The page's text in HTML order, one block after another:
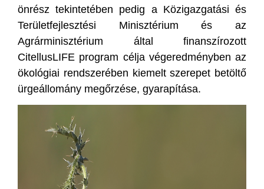
önrész tekintetében pedig a Közigazgatási és
Területfejlesztési Minisztérium és az
Agrárminisztérium által finanszírozott
CitellusLIFE program célja végeredményben az
ökológiai rendszerében kiemelt szerepet betöltő
ürgeállomány megőrzése, gyarapítása.